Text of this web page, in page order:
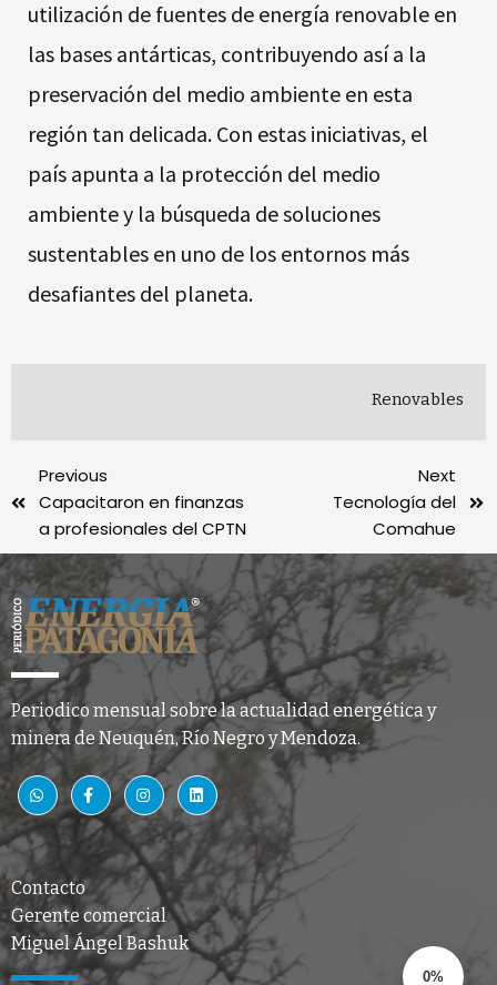
utilización de fuentes de energía renovable en
las bases antárticas, contribuyendo así a la
preservación del medio ambiente en esta
región tan delicada. Con estas iniciativas, el
país apunta a la protección del medio
ambiente y la búsqueda de soluciones
sustentables en uno de los entornos más
desafiantes del planeta.
Renovables
Previous
Capacitaron en finanzas
a profesionales del CPTN
Next
Tecnología del
Comahue
Periodico mensual sobre la actualidad energética y
minera de Neuquén, Río Negro y Mendoza.
Contacto
Gerente comercial
Miguel Ángel Bashuk
0%